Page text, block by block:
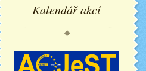
Kalendář akcí